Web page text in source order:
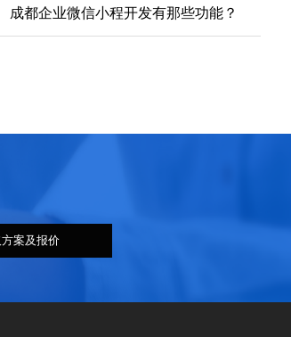
成都企业微信小程开发有那些功能？
案及报价